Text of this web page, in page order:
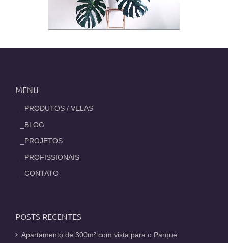
MENU
_PRODUTOS / VELAS
_BLOG
_PROJETOS
_PROFISSIONAIS
_CONTATO
POSTS RECENTES
Apartamento de 300m² com vista para o Parque